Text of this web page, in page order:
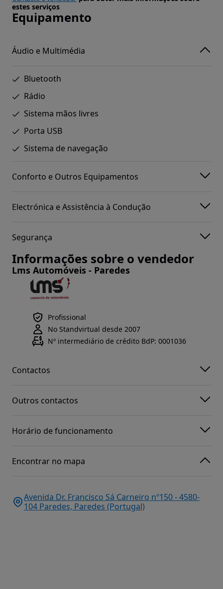
estes serviços
Equipamento
Áudio e Multimédia
Bluetooth
Rádio
Sistema mãos livres
Porta USB
Sistema de navegação
Conforto e Outros Equipamentos
Electrónica e Assistência à Condução
Segurança
Informações sobre o vendedor
Lms Automóveis - Paredes
Profissional
No Standvirtual desde 2007
Nº intermediário de crédito BdP: 0001036
Contactos
Outros contactos
Horário de funcionamento
Encontrar no mapa
Avenida Dr. Francisco Sá Carneiro nº150 - 4580-
104 Paredes, Paredes (Portugal)